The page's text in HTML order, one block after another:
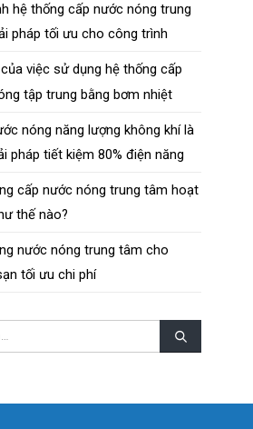
hệ thống cấp nước nóng trung
pháp tối ưu cho công trình
của việc sử dụng hệ thống cấp
tập trung bằng bơm nhiệt
nóng năng lượng không khí là
pháp tiết kiệm 80% điện năng
cấp nước nóng trung tâm hoạt
thế nào?
nước nóng trung tâm cho
tối ưu chi phí